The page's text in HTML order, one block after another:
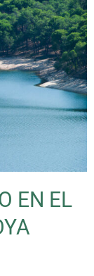
EN EL